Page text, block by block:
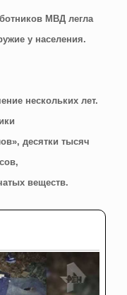
МВД легла
у населения.
нескольких лет.
десятки тысяч
веществ.